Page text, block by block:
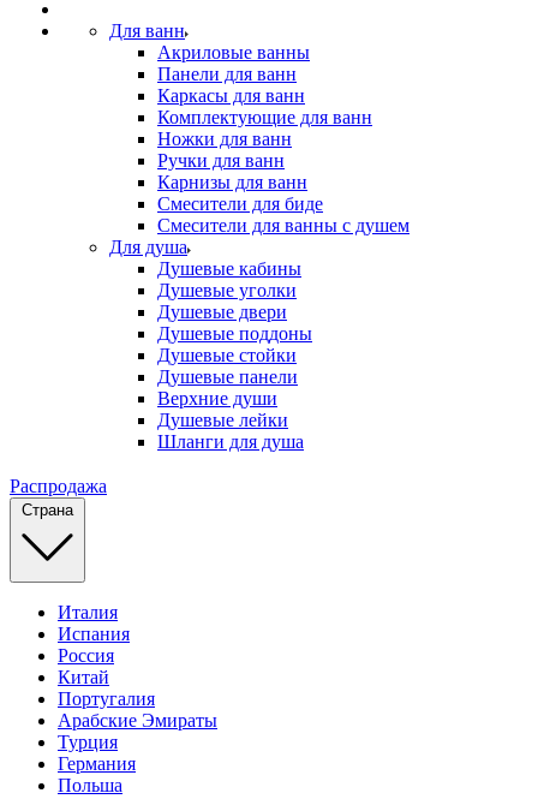
Для ванн
Акриловые ванны
Панели для ванн
Каркасы для ванн
Комплектующие для ванн
Ножки для ванн
Ручки для ванн
Карнизы для ванн
Смесители для биде
Смесители для ванны с душем
Для душа
Душевые кабины
Душевые уголки
Душевые двери
Душевые поддоны
Душевые стойки
Душевые панели
Верхние души
Душевые лейки
Шланги для душа
Распродажа
Страна
Италия
Испания
Россия
Китай
Португалия
Арабские Эмираты
Турция
Германия
Польша